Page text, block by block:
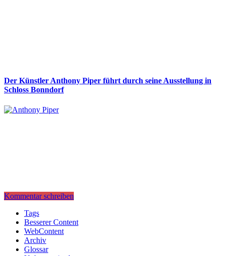
Der Künstler Anthony Piper führt durch seine Ausstellung in
Schloss Bonndorf
Kommentar schreiben
Tags
Besserer Content
WebContent
Archiv
Glossar